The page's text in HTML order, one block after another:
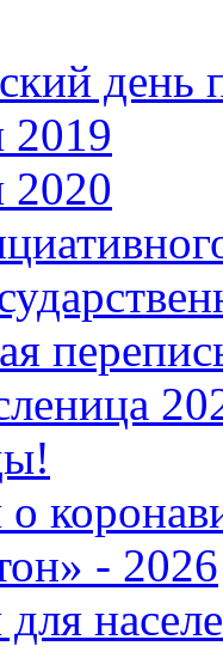
день
2019
2020
- 2026